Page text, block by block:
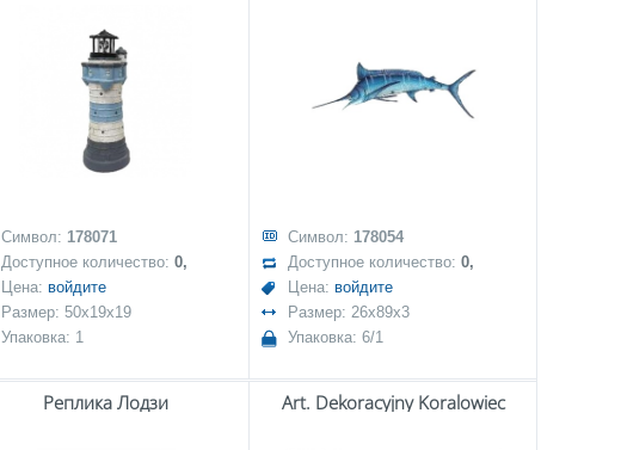
Символ: 178071
Доступное количество: 0,
Цена: войдите
Размер: 50x19x19
Упаковка: 1
Символ: 178054
Доступное количество: 0,
Цена: войдите
Размер: 26x89x3
Упаковка: 6/1
Реплика Лодзи Art. Dekoracyjny Koralowiec